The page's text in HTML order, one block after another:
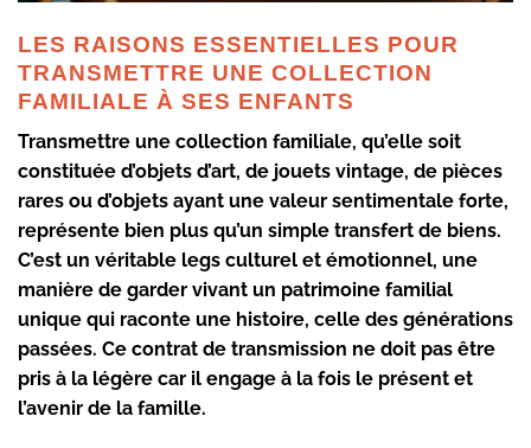
LES RAISONS ESSENTIELLES POUR
TRANSMETTRE UNE COLLECTION
FAMILIALE À SES ENFANTS
Transmettre une collection familiale, qu’elle soit
constituée d’objets d’art, de jouets vintage, de pièces
rares ou d’objets ayant une valeur sentimentale forte,
représente bien plus qu’un simple transfert de biens.
C’est un véritable legs culturel et émotionnel, une
manière de garder vivant un patrimoine familial
unique qui raconte une histoire, celle des générations
passées. Ce contrat de transmission ne doit pas être
pris à la légère car il engage à la fois le présent et
l’avenir de la famille.